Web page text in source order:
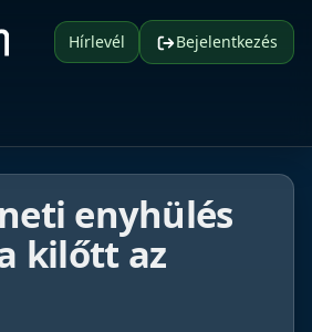
Hírlevél Bejelentkezés
enyhülés
kilőtt az